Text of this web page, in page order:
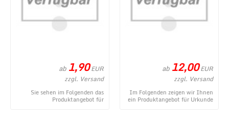
ab 1,90EUR
zzgl. Versand
Sie sehen im Folgenden das
Produktangebot für
ab 12,00EUR
zzgl. Versand
Im Folgenden zeigen wir Ihnen
ein Produktangebot für Urkunde